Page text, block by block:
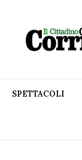
SPETTACOLI